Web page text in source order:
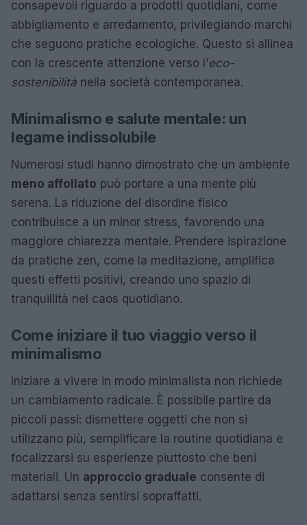
consapevoli riguardo a prodotti quotidiani, come
abbigliamento e arredamento, privilegiando marchi
che seguono pratiche ecologiche. Questo si allinea
con la crescente attenzione verso l’eco-
sostenibilità nella società contemporanea.
Minimalismo e salute mentale: un
legame indissolubile
Numerosi studi hanno dimostrato che un ambiente
meno affollato può portare a una mente più
serena. La riduzione del disordine fisico
contribuisce a un minor stress, favorendo una
maggiore chiarezza mentale. Prendere ispirazione
da pratiche zen, come la meditazione, amplifica
questi effetti positivi, creando uno spazio di
tranquillità nel caos quotidiano.
Come iniziare il tuo viaggio verso il
minimalismo
Iniziare a vivere in modo minimalista non richiede
un cambiamento radicale. È possibile partire da
piccoli passi: dismettere oggetti che non si
utilizzano più, semplificare la routine quotidiana e
focalizzarsi su esperienze piuttosto che beni
materiali. Un approccio graduale consente di
adattarsi senza sentirsi sopraffatti.